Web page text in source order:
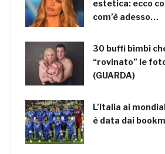
estetica: ecco
com’è adesso…
30 buffi bimbi
“rovinato” le
(GUARDA)
L’Italia ai
è data dai